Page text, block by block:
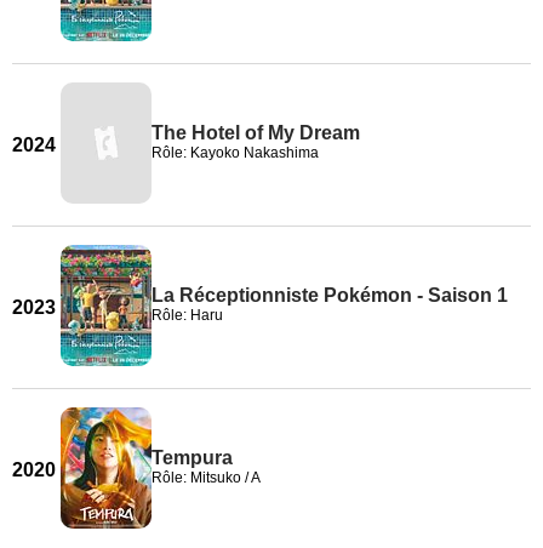
2024
The Hotel of My Dream
Rôle: Kayoko Nakashima
2023
La Réceptionniste Pokémon - Saison 1
Rôle: Haru
2020
Tempura
Rôle: Mitsuko / A